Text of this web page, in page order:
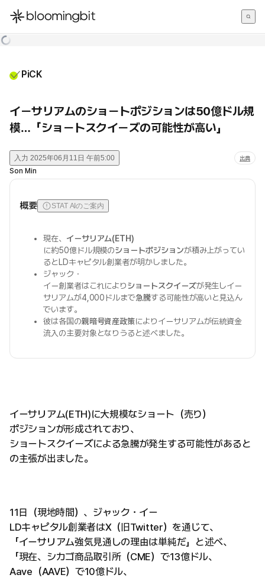
한국어
PiCK
イーサリアムのショートポジションは50億ドル規
模…「ショートスクイーズの可能性が高い」
入力 2025年06月11日 午前5:00 出典
Son Min
概要 STAT AIのご案内
現在、 イーサリアム(ETH)
に約50億ドル規模のショートポジションが積み上がってい
るとLDキャピタル創業者が明かしました。
ジャック・
イー創業者はこれによりショートスクイーズが発生しイー
サリアムが4,000ドルまで急騰する可能性が高いと見込ん
でいます。
彼は各国の親暗号資産政策によりイーサリアムが伝統資金
流入の主要対象となりうると述べました。
イーサリアム(ETH)に大規模なショート（売り）
ポジションが形成されており、
ショートスクイーズによる急騰が発生する可能性があると
の主張が出ました。
11日（現地時間）、ジャック・イー
LDキャピタル創業者はX（旧Twitter）を通じて、
「イーサリアム強気見通しの理由は単純だ」と述べ、
「現在、シカゴ商品取引所（CME）で13億ドル、
Aave（AAVE）で10億ドル、